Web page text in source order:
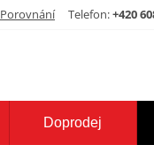
Porovnání Telefon:+420
Doprodej